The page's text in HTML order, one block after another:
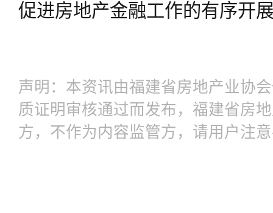
促进房地产金融工作的有序开
声明：本资讯由福建省房地产业协
质证明审核通过而发布，福建省房
方，不作为内容监管方，请用户注